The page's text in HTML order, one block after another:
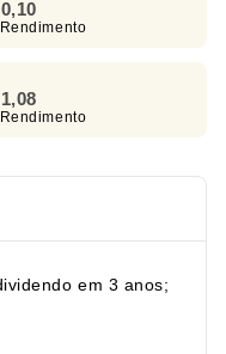
em 3 anos;